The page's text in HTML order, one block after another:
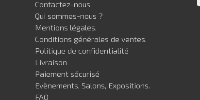
Contactez-nous
Qui sommes-nous ?
Mentions légales.
Conditions générales de ventes.
Politique de confidentialité
Livraison
Paiement sécurisé
Evènements, Salons, Expositions.
FAQ